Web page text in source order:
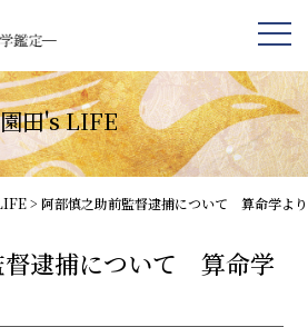
園田's LIFE
> 阿部慎之助前監督逮捕について 算命学より
督逮捕について 算命学